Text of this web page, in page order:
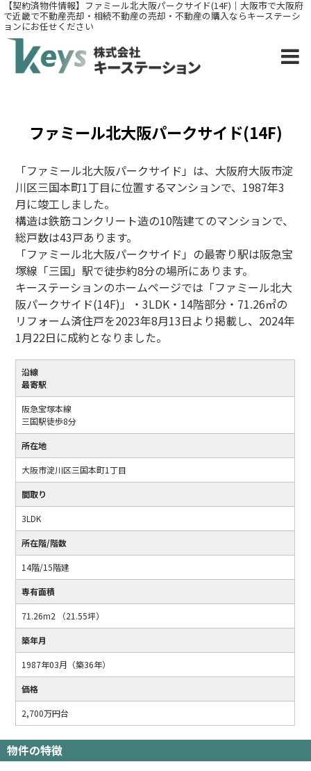
【契約済物件情報】ファミール北大阪パークサイド(14F)｜大阪市で大阪府
で近畿で不動産売却・相続不動産の売却・不動産の購入ならキーステーシ
ョンにお任せください
ファミール北大阪パークサイド(14F)
「ファミール北大阪パークサイド」は、大阪府大阪市淀
川区三国本町1丁目に位置するマンションで、1987年3
月に竣工しました。
構造は鉄筋コンクリート造の10階建てのマンションで、
総戸数は43戸あります。
「ファミール北大阪パークサイド 」 の最寄り駅は阪急宝
塚線「三国」駅で徒歩約8分の場所にあります。
キーステーションのホームページでは「ファミール北大
阪パークサイド(14F) 」・3LDK・14階部分・71.26㎡の
リフォーム済住戸を2023年8月13日より掲載し、2024年
1月22日に成約となりました。
沿線
最寄駅
阪急宝塚本線
三国駅徒歩8分
所在地
大阪市淀川区三国本町1丁目
間取り
3LDK
所在階/階数
14階/15階建
専有面積
71.26m2 （21.55坪）
築年月
1987年03月（築36年）
価格
2,700万円台
物件の特徴